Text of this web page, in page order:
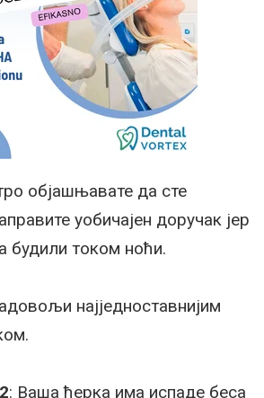
објашњавате да сте
уобичајен доручак јер
будили током ноћи.
најједноставнијим
: Ваша ћерка има испаде беса